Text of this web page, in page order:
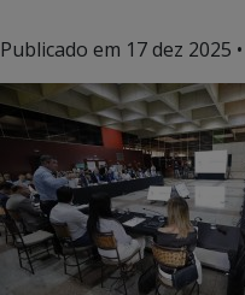
Publicado em 17 dez 2025